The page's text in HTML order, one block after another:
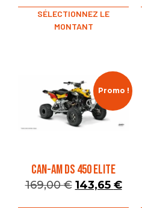
SÉLECTIONNEZ LE
MONTANT
Promo !
CAN-AM DS 450 ELITE
169,00€ 143,65 €